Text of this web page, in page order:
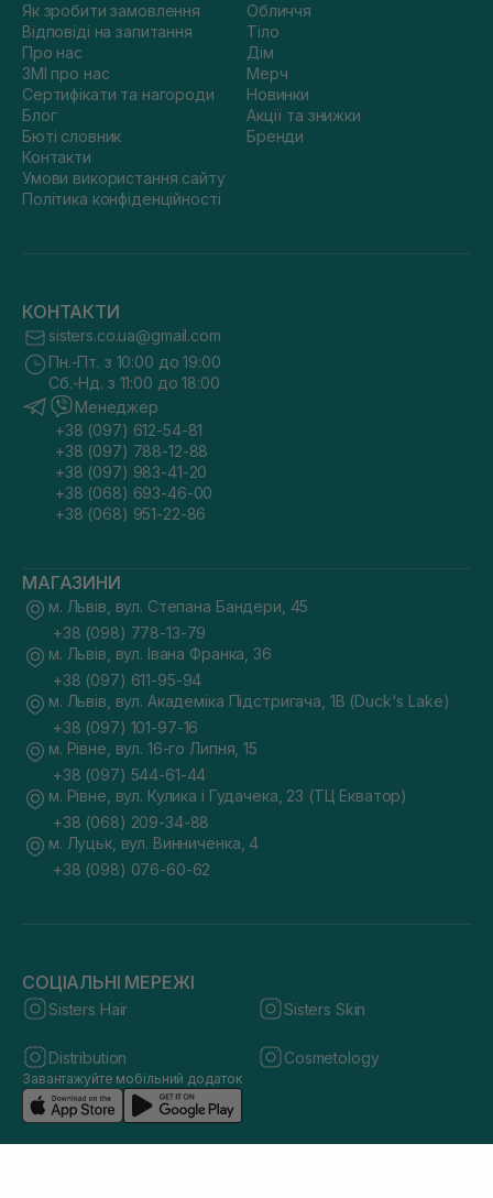
Як зробити замовлення
Відповіді на запитання
Про нас
ЗМІ про нас
Сертифікати та нагороди
Блог
Бюті словник
Контакти
Умови використання сайту
Політика конфіденційності
Обличчя
Тіло
Дім
Мерч
Новинки
Акції та знижки
Бренди
КОНТАКТИ
sisters.co.ua@gmail.com
Пн.-Пт. з 10:00 до 19:00
Сб.-Нд. з 11:00 до 18:00
Менеджер
+38 (097) 612-54-81
+38 (097) 788-12-88
+38 (097) 983-41-20
+38 (068) 693-46-00
+38 (068) 951-22-86
МАГАЗИНИ
м. Львів, вул. Степана Бандери, 45
+38 (098) 778-13-79
м. Львів, вул. Івана Франка, 36
+38 (097) 611-95-94
м. Львів, вул. Академіка Підстригача, 1В (Duck's Lake)
+38 (097) 101-97-16
м. Рівне, вул. 16-го Липня, 15
+38 (097) 544-61-44
м. Рівне, вул. Кулика і Гудачека, 23 (ТЦ Екватор)
+38 (068) 209-34-88
м. Луцьк, вул. Винниченка, 4
+38 (098) 076-60-62
СОЦІАЛЬНІ МЕРЕЖІ
Sisters Hair Sisters Skin
Distribution Cosmetology
Завантажуйте мобільний додаток